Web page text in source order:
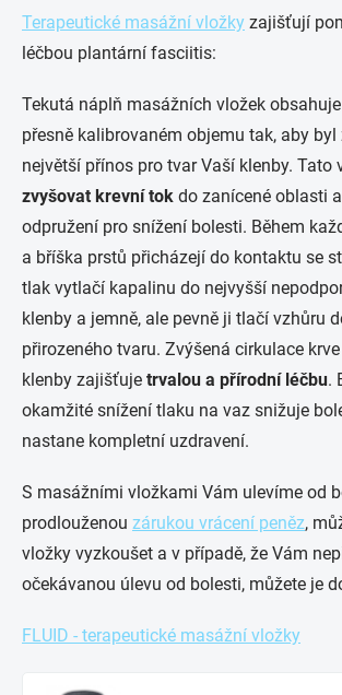
Terapeutické masážní vložky zajišťují
léčbou plantární fasciitis:
Tekutá náplň masážních vložek
přesně kalibrovaném objemu tak, aby
největší přínos pro tvar Vaší klenby. Tato
zvyšovat krevní tok do zanícené oblasti
odpružení pro snížení bolesti. Během
a bříška prstů přicházejí do kontaktu se
tlak vytlačí kapalinu do nejvyšší
klenby a jemně, ale pevně ji tlačí vzhůru
přirozeného tvaru. Zvýšená cirkulace
klenby zajišťuje trvalou a přírodní léčbu.
okamžité snížení tlaku na vaz snižuje
nastane kompletní uzdravení.
S masážními vložkami Vám ulevíme od
prodlouženou zárukou vrácení peněz,
vložky vyzkoušet a v případě, že Vám
očekávanou úlevu od bolesti, můžete je
FLUID - terapeutické masážní vložky